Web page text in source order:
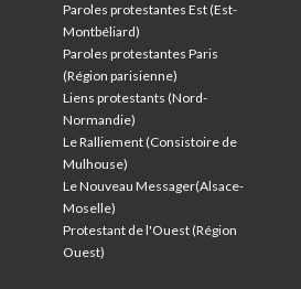
Paroles protestantes Est (Est-
Montbéliard)
Paroles protestantes Paris
(Région parisienne)
Liens protestants (Nord-
Normandie)
Le Ralliement (Consistoire de
Mulhouse)
Le Nouveau Messager(Alsace-
Moselle)
Protestant de l'Ouest (Région
Ouest)